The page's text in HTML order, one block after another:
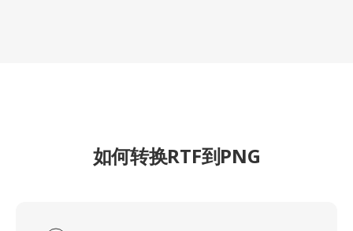
如何转换RTF到PNG